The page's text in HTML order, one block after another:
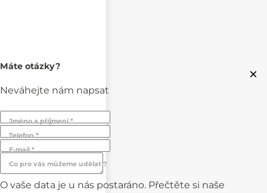
×
Máte otázky?
Neváhejte nám napsat
Jméno a příjmení *
Telefon *
E-mail *
Co pro vás můžeme udělat ?
O vaše data je u nás postaráno. Přečtěte si naše